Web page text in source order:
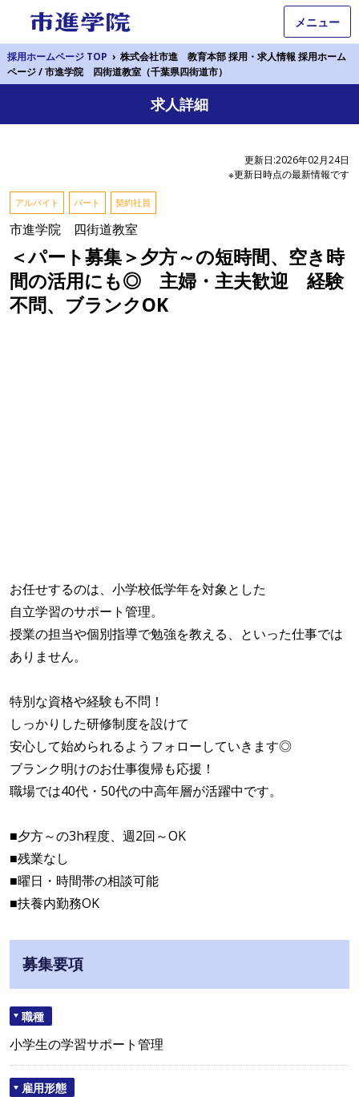
メニュー
採用ホームページ TOP › 株式会社市進 教育本部 採用・求人情報 採用ホーム
ページ / 市進学院 四街道教室（千葉県四街道市）
求人詳細
更新日:2026年02月24日
※更新日時点の最新情報です
アルバイト パート 契約社員
市進学院 四街道教室
＜パート募集＞夕方～の短時間、空き時
間の活用にも◎ 主婦・主夫歓迎 経験
不問、ブランクOK
お任せするのは、小学校低学年を対象とした
自立学習のサポート管理。
授業の担当や個別指導で勉強を教える、といった仕事では
ありません。
特別な資格や経験も不問！
しっかりした研修制度を設けて
安心して始められるようフォローしていきます◎
ブランク明けのお仕事復帰も応援！
職場では40代・50代の中高年層が活躍中です。
■夕方～の3h程度、週2回～OK
■残業なし
■曜日・時間帯の相談可能
■扶養内勤務OK
募集要項
職種
小学生の学習サポート管理
雇用形態